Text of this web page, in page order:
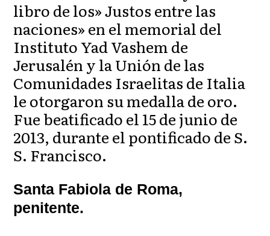
libro de los» Justos entre las
naciones» en el memorial del
Instituto Yad Vashem de
Jerusalén y la Unión de las
Comunidades Israelitas de Italia
le otorgaron su medalla de oro.
Fue beatificado el 15 de junio de
2013, durante el pontificado de S.
S. Francisco.
Santa Fabiola de Roma,
penitente.